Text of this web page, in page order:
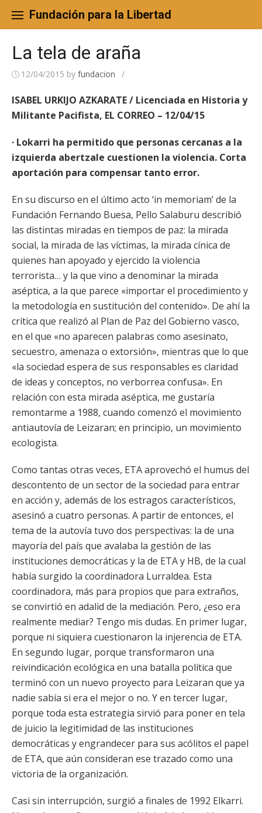
content
Fundación para la Libertad
La tela de araña
12/04/2015 by fundacion /
ISABEL URKIJO AZKARATE / Licenciada en Historia y
Militante Pacifista, EL CORREO – 12/04/15
· Lokarri ha permitido que personas cercanas a la
izquierda abertzale cuestionen la violencia. Corta
aportación para compensar tanto error.
En su discurso en el último acto ‘in memoriam’ de la
Fundación Fernando Buesa, Pello Salaburu describió
las distintas miradas en tiempos de paz: la mirada
social, la mirada de las víctimas, la mirada cínica de
quienes han apoyado y ejercido la violencia
terrorista… y la que vino a denominar la mirada
aséptica, a la que parece «importar el procedimiento y
la metodología en sustitución del contenido». De ahí la
crítica que realizó al Plan de Paz del Gobierno vasco,
en el que «no aparecen palabras como asesinato,
secuestro, amenaza o extorsión», mientras que lo que
«la sociedad espera de sus responsables es claridad
de ideas y conceptos, no verborrea confusa». En
relación con esta mirada aséptica, me gustaría
remontarme a 1988, cuando comenzó el movimiento
antiautovía de Leizaran; en principio, un movimiento
ecologista.
Como tantas otras veces, ETA aprovechó el humus del
descontento de un sector de la sociedad para entrar
en acción y, además de los estragos característicos,
asesinó a cuatro personas. A partir de entonces, el
tema de la autovía tuvo dos perspectivas: la de una
mayoría del país que avalaba la gestión de las
instituciones democráticas y la de ETA y HB, de la cual
había surgido la coordinadora Lurraldea. Esta
coordinadora, más para propios que para extraños,
se convirtió en adalid de la mediación. Pero, ¿eso era
realmente mediar? Tengo mis dudas. En primer lugar,
porque ni siquiera cuestionaron la injerencia de ETA.
En segundo lugar, porque transformaron una
reivindicación ecológica en una batalla política que
terminó con un nuevo proyecto para Leizaran que ya
nadie sabía si era el mejor o no. Y en tercer lugar,
porque toda esta estrategia sirvió para poner en tela
de juicio la legitimidad de las instituciones
democráticas y engrandecer para sus acólitos el papel
de ETA, que aún consideran ese trazado como una
victoria de la organización.
Casi sin interrupción, surgió a finales de 1992 Elkarri.